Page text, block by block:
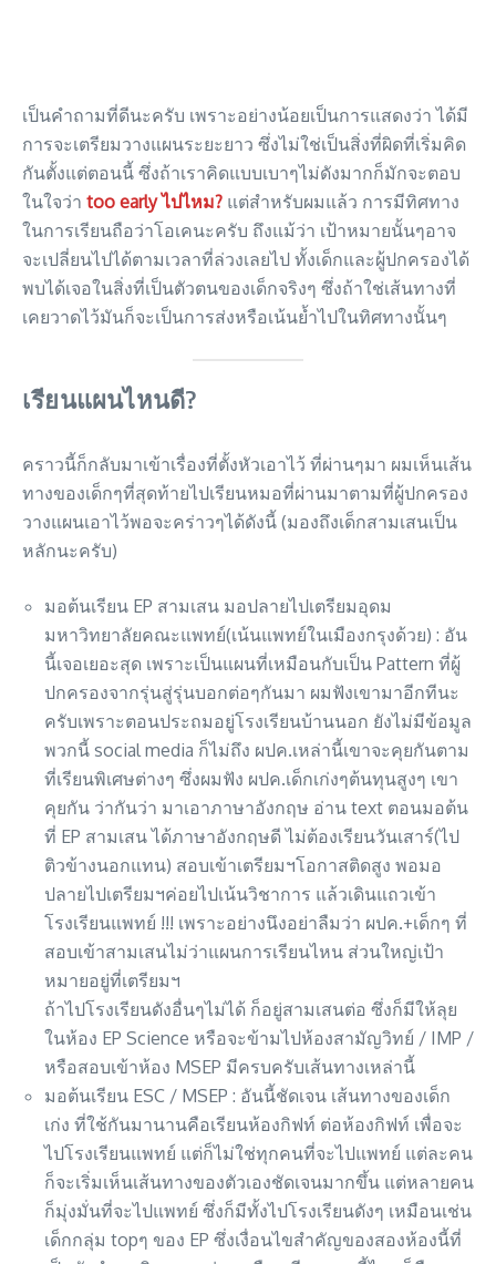
เป็นคำถามที่ดีนะครับ เพราะอย่างน้อยเป็นการแสดงว่า ได้มี
การจะเตรียมวางแผนระยะยาว ซึ่งไม่ใช่เป็นสิ่งที่ผิดที่เริ่มคิด
กันตั้งแต่ตอนนี้ ซึ่งถ้าเราคิดแบบเบาๆไม่ดังมากก็มักจะตอบ
ในใจว่า too early ไปไหม? แต่สำหรับผมแล้ว การมีทิศทาง
ในการเรียนถือว่าโอเคนะครับ ถึงแม้ว่า เป้าหมายนั้นๆอาจ
จะเปลี่ยนไปได้ตามเวลาที่ล่วงเลยไป ทั้งเด็กและผู้ปกครองได้
พบได้เจอในสิ่งที่เป็นตัวตนของเด็กจริงๆ ซึ่งถ้าใช่เส้นทางที่
เคยวาดไว้มันก็จะเป็นการส่งหรือเน้นย้ำไปในทิศทางนั้นๆ
เรียนแผนไหนดี?
คราวนี้ก็กลับมาเข้าเรื่องที่ตั้งหัวเอาไว้ ที่ผ่านๆมา ผมเห็นเส้น
ทางของเด็กๆที่สุดท้ายไปเรียนหมอที่ผ่านมาตามที่ผู้ปกครอง
วางแผนเอาไว้พอจะคร่าวๆได้ดังนี้ (มองถึงเด็กสามเสนเป็น
หลักนะครับ)
มอต้นเรียน EP สามเสน มอปลายไปเตรียมอุดม
มหาวิทยาลัยคณะแพทย์(เน้นแพทย์ในเมืองกรุงด้วย) : อัน
นี้เจอเยอะสุด เพราะเป็นแผนที่เหมือนกับเป็น Pattern ที่ผู้
ปกครองจากรุ่นสู่รุ่นบอกต่อๆกันมา ผมฟังเขามาอีกทีนะ
ครับเพราะตอนประถมอยู่โรงเรียนบ้านนอก ยังไม่มีข้อมูล
พวกนี้ social media ก็ไม่ถึง ผปค.เหล่านี้เขาจะคุยกันตาม
ที่เรียนพิเศษต่างๆ ซึ่งผมฟัง ผปค.เด็กเก่งๆต้นทุนสูงๆ เขา
คุยกัน ว่ากันว่า มาเอาภาษาอังกฤษ อ่าน text ตอนมอต้น
ที่ EP สามเสน ได้ภาษาอังกฤษดี ไม่ต้องเรียนวันเสาร์(ไป
ติวข้างนอกแทน) สอบเข้าเตรียมฯโอกาสติดสูง พอมอ
ปลายไปเตรียมฯค่อยไปเน้นวิชาการ แล้วเดินแถวเข้า
โรงเรียนแพทย์ !!! เพราะอย่างนึงอย่าลืมว่า ผปค.+เด็กๆ ที่
สอบเข้าสามเสนไม่ว่าแผนการเรียนไหน ส่วนใหญ่เป้า
หมายอยู่ที่เตรียมฯ
ถ้าไปโรงเรียนดังอื่นๆไม่ได้ ก็อยู่สามเสนต่อ ซึ่งก็มีให้ลุย
ในห้อง EP Science หรือจะข้ามไปห้องสามัญวิทย์ / IMP /
หรือสอบเข้าห้อง MSEP มีครบครับเส้นทางเหล่านี้
มอต้นเรียน ESC / MSEP : อันนี้ชัดเจน เส้นทางของเด็ก
เก่ง ที่ใช้กันมานานคือเรียนห้องกิฟท์ ต่อห้องกิฟท์ เพื่อจะ
ไปโรงเรียนแพทย์ แต่ก็ไม่ใช่ทุกคนที่จะไปแพทย์ แต่ละคน
ก็จะเริ่มเห็นเส้นทางของตัวเองชัดเจนมากขึ้น แต่หลายคน
ก็มุ่งมั่นที่จะไปแพทย์ ซึ่งก็มีทั้งไปโรงเรียนดังๆ เหมือนเช่น
เด็กกลุ่ม topๆ ของ EP ซึ่งเงื่อนไขสำคัญของสองห้องนี้ที่